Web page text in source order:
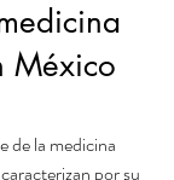
México
de la medicina
por su